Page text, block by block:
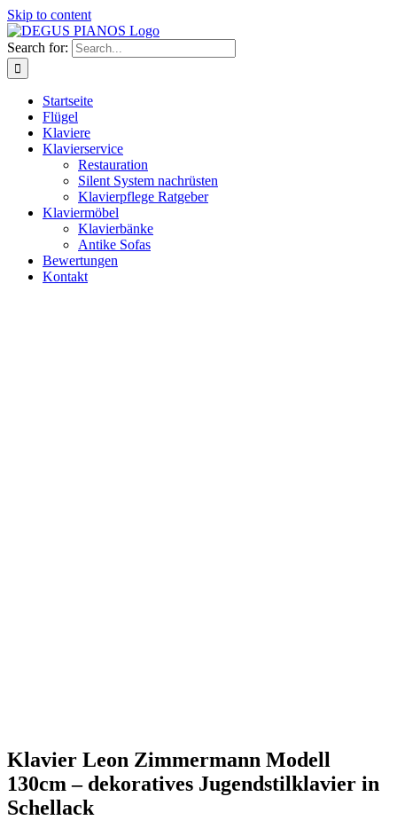
Skip to content
Search for:
Startseite
Flügel
Klaviere
Klavierservice
Restauration
Silent System nachrüsten
Klavierpflege Ratgeber
Klaviermöbel
Klavierbänke
Antike Sofas
Bewertungen
Kontakt
Klavier Leon Zimmermann Modell
130cm – dekoratives Jugendstilklavier in
Schellack